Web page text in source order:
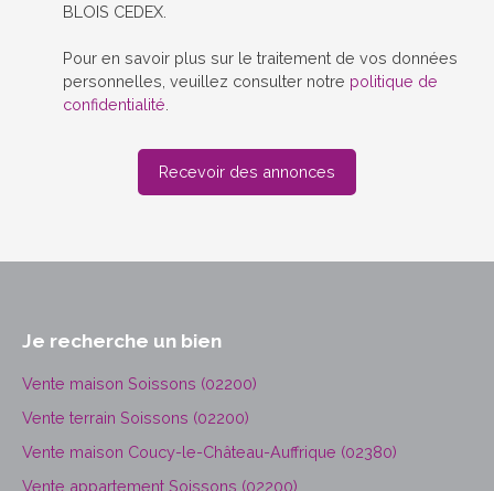
BLOIS CEDEX.
Pour en savoir plus sur le traitement de vos données
personnelles, veuillez consulter notre politique de
confidentialité
Recevoir des annonces
Je recherche un bien
Vente maison Soissons (02200)
Vente terrain Soissons (02200)
Vente maison Coucy-le-Château-Auffrique (02380)
Vente appartement Soissons (02200)